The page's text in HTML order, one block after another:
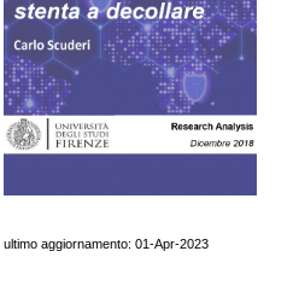
ultimo aggiornamento: 01-Apr-2023